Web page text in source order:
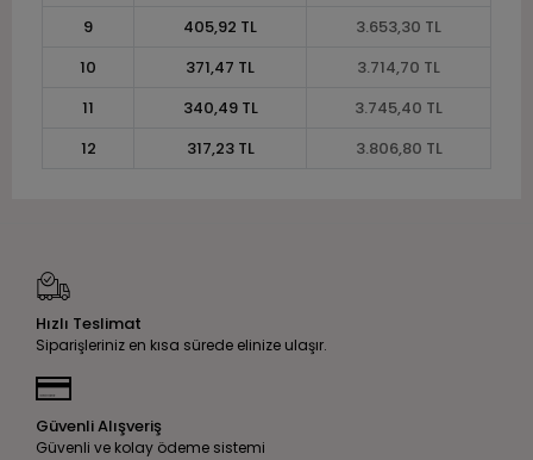
9
405,92 TL
3.653,30 TL
10
371,47 TL
3.714,70 TL
11
340,49 TL
3.745,40 TL
12
317,23 TL 3.806,80 TL
Hızlı Teslimat
Siparişleriniz en kısa sürede elinize ulaşır.
Güvenli Alışveriş
Güvenli ve kolay ödeme sistemi